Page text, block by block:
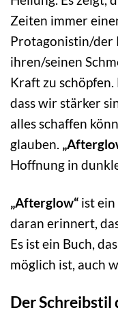
Zeiten immer
Protagonistin/der
ihren/seinen
Kraft zu
dass wir stärker
alles schaffen
glauben.
Hoffnung in
„Afterglow“ ist
daran erinnert,
Es ist ein Buch,
möglich ist, auch
Der